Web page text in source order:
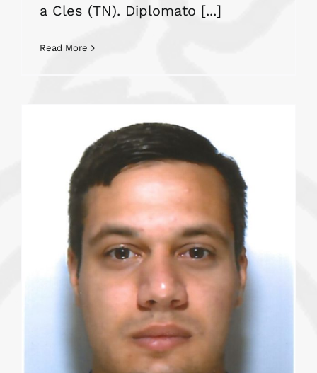
a Cles (TN). Diplomato [...]
Read More